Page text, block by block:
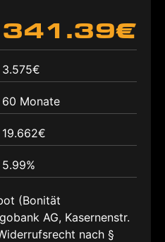
341.39€
3.575€
60 Monate
19.662€
5.99%
(Bonität
AG, Kasernenstr.
nach §